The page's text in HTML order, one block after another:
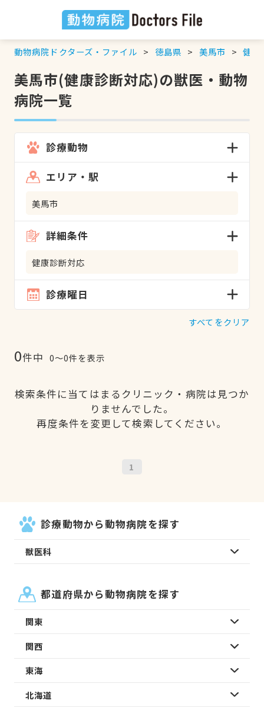
動物病院ドクターズ・ファイル 徳島県 美馬市 健康
美馬市(健康診断対応)の獣医・動物
病院一覧
診療動物
エリア・駅
美馬市
詳細条件
健康診断対応
診療曜日
すべてをクリア
0件中 0〜0件を表示
検索条件に当てはまるクリニック・病院は見つか
りませんでした。
再度条件を変更して検索してください。
1
診療動物から動物病院を探す
獣医科
都道府県から動物病院を探す
関東
関西
東海
北海道